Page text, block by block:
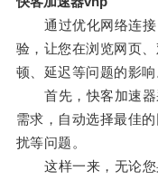
通过优化网络连接
验，让您在浏览网页
顿、延迟等问题的影响
首先，快客加速器
需求，自动选择最佳
扰等问题。
这样一来，无论您